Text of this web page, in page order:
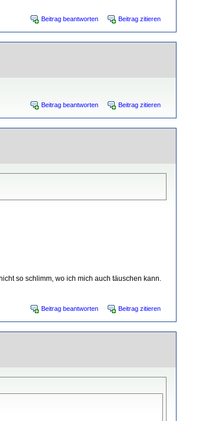
Beitrag beantworten Beitrag zitieren
Beitrag beantworten Beitrag zitieren
so schlimm, wo ich mich auch täuschen kann.
Beitrag beantworten Beitrag zitieren